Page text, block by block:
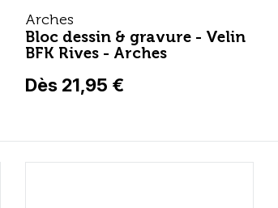
Arches
Bloc dessin & gravure - Velin
BFK Rives - Arches
Dès 21,95 €